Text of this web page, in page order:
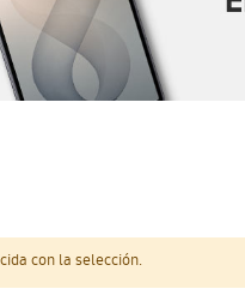
con la selección.